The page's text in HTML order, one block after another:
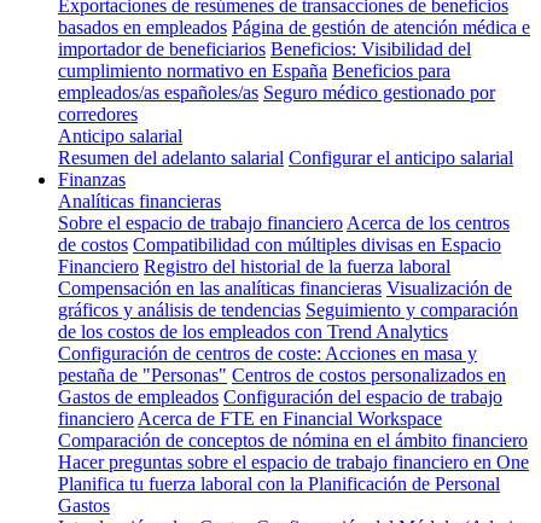
Exportaciones de resúmenes de transacciones de beneficios
basados en empleados Página de gestión de atención médica e
importador de beneficiarios Beneficios: Visibilidad del
cumplimiento normativo en España Beneficios para
empleados/as españoles/as Seguro médico gestionado por
corredores
Anticipo salarial
Resumen del adelanto salarial Configurar el anticipo salarial
Finanzas
Analíticas financieras
Sobre el espacio de trabajo financiero Acerca de los centros
de costos Compatibilidad con múltiples divisas en Espacio
Financiero Registro del historial de la fuerza laboral
Compensación en las analíticas financieras Visualización de
gráficos y análisis de tendencias Seguimiento y comparación
de los costos de los empleados con Trend Analytics
Configuración de centros de coste: Acciones en masa y
pestaña de "Personas" Centros de costos personalizados en
Gastos de empleados Configuración del espacio de trabajo
financiero Acerca de FTE en Financial Workspace
Comparación de conceptos de nómina en el ámbito financiero
Hacer preguntas sobre el espacio de trabajo financiero en One
Planifica tu fuerza laboral con la Planificación de Personal
Gastos